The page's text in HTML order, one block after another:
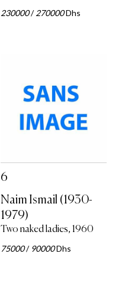
230000/270000Dhs
6
Naim Ismail (1930-
1979)
Two naked ladies, 1960
75000/ 90000Dhs